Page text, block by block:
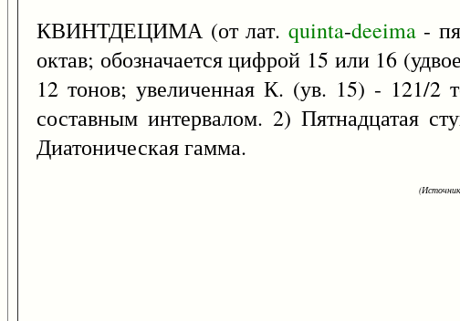
КВИНТДЕЦИМА (от лат. quinta-deeima-
октав; обозначается цифрой 15 или 16
12 тонов; увеличенная К. (ув. 15) - 121/2
составным интервалом. 2) Пятнадцатая
Диатоническая гамма.